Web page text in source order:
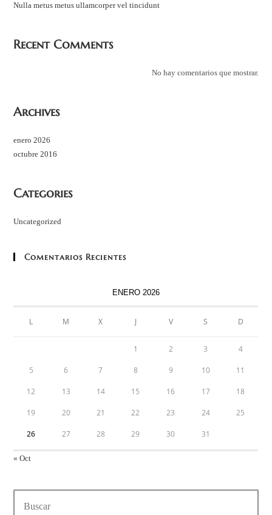
Nulla metus metus ullamcorper vel tincidunt
Recent Comments
No hay comentarios que mostrar.
Archives
enero 2026
octubre 2016
Categories
Uncategorized
Comentarios Recientes
ENERO 2026
L M X J V S D
1 2 3 4
5 6 7 8 9 10 11
12 13 14 15 16 17 18
19 20 21 22 23 24 25
26 27 28 29 30 31
« Oct